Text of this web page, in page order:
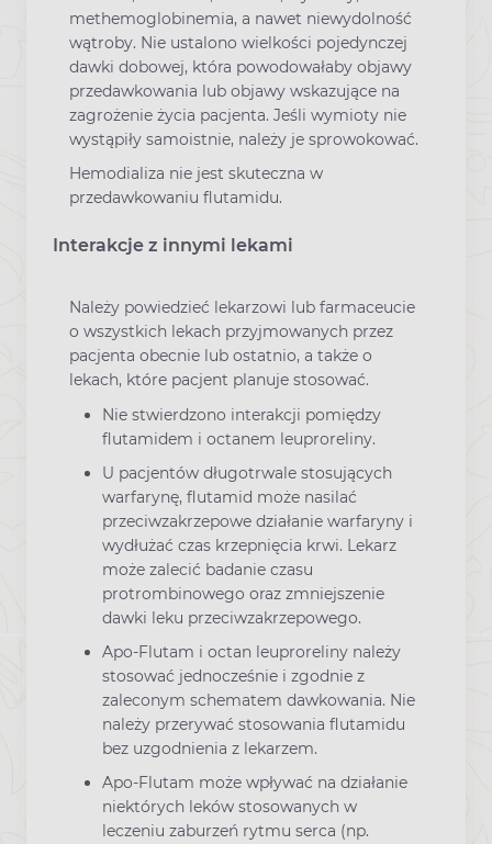
methemoglobinemia, a nawet niewydolność
wątroby. Nie ustalono wielkości pojedynczej
dawki dobowej, która powodowałaby objawy
przedawkowania lub objawy wskazujące na
zagrożenie życia pacjenta. Jeśli wymioty nie
wystąpiły samoistnie, należy je sprowokować.
Hemodializa nie jest skuteczna w
przedawkowaniu flutamidu.
Interakcje z innymi lekami
Należy powiedzieć lekarzowi lub farmaceucie
o wszystkich lekach przyjmowanych przez
pacjenta obecnie lub ostatnio, a także o
lekach, które pacjent planuje stosować.
Nie stwierdzono interakcji pomiędzy
flutamidem i octanem leuproreliny.
U pacjentów długotrwale stosujących
warfarynę, flutamid może nasilać
przeciwzakrzepowe działanie warfaryny i
wydłużać czas krzepnięcia krwi. Lekarz
może zalecić badanie czasu
protrombinowego oraz zmniejszenie
dawki leku przeciwzakrzepowego.
Apo-Flutam i octan leuproreliny należy
stosować jednocześnie i zgodnie z
zaleconym schematem dawkowania. Nie
należy przerywać stosowania flutamidu
bez uzgodnienia z lekarzem.
Apo-Flutam może wpływać na działanie
niektórych leków stosowanych w
leczeniu zaburzeń rytmu serca (np.